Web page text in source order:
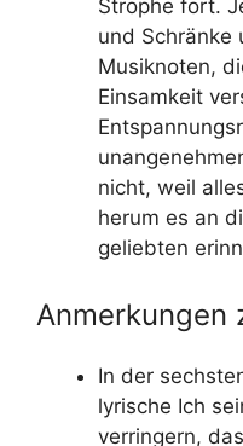
Strophe fort.
und Schränke
Musiknoten,
Einsamkeit
nicht, weil
herum es an
geliebten
Anmerkungen
In der
lyrische Ich
verringern,